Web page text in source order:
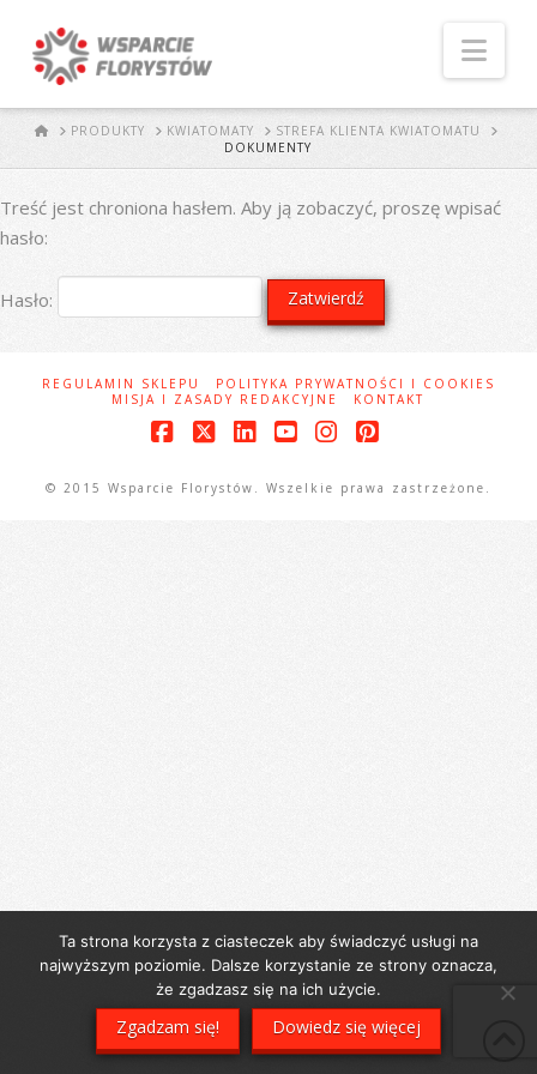
STARTPRODUKTY KWIATOMATY
STREFA KLIENTA KWIATOMATU
DOKUMENTY
Treść jest chroniona hasłem. Aby ją zobaczyć, proszę wpisać
hasło:
Hasło:
REGULAMIN SKLEPU
POLITYKA PRYWATNOŚCI I COOKIES
MISJA I ZASADY REDAKCYJNE
KONTAKT
Facebook
X
© 2015 Wsparcie Florystów. Wszelkie prawa zastrzeżone.
Ta strona korzysta z ciasteczek aby świadczyć usługi na
najwyższym poziomie. Dalsze korzystanie ze strony oznacza,
że zgadzasz się na ich użycie.
Zgadzam się! Dowiedz się więcej